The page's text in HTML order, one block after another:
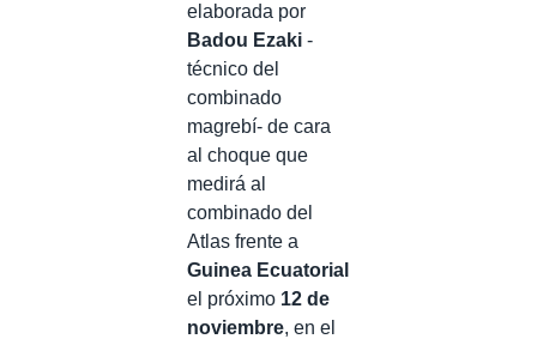
elaborada por
Badou Ezaki -
técnico del
combinado
magrebí- de cara
al choque que
medirá al
combinado del
Atlas frente a
Guinea Ecuatorial
el próximo 12 de
noviembre, en el